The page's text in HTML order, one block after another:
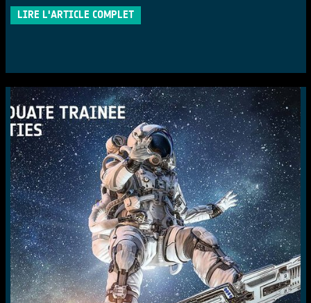
LIRE L'ARTICLE COMPLET